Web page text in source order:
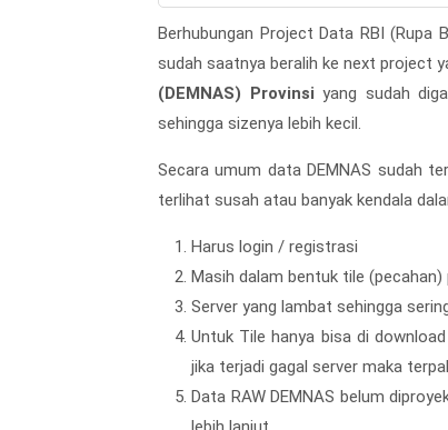
Berhubungan Project Data RBI (Rupa
sudah saatnya beralih ke next project
(DEMNAS) Provinsi yang sudah
sehingga sizenya lebih kecil.
Secara umum data DEMNAS sudah
terlihat susah atau banyak kendala
Harus login / registrasi
Masih dalam bentuk tile (pecahan)
Server yang lambat sehingga
Untuk Tile hanya bisa di
jika terjadi gagal server maka
Data RAW DEMNAS belum